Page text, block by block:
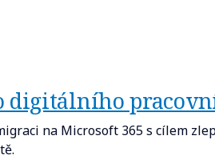
digitálního
na Microsoft 365 s cílem